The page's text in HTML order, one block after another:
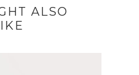
ALSO